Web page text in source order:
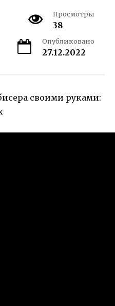
Просмотры
38
Опубликовано
27.12.2022